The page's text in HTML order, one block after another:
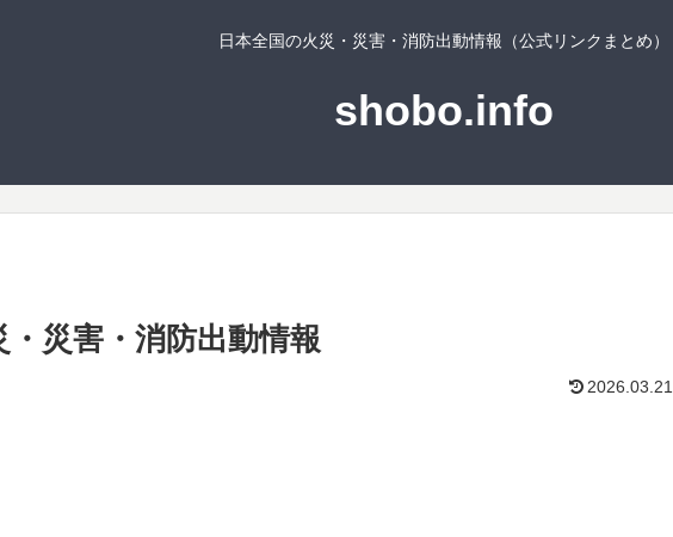
日本全国の火災・災害・消防出動情報（公式リンクまとめ）
shobo.info
災害・消防出動情報
2026.03.21